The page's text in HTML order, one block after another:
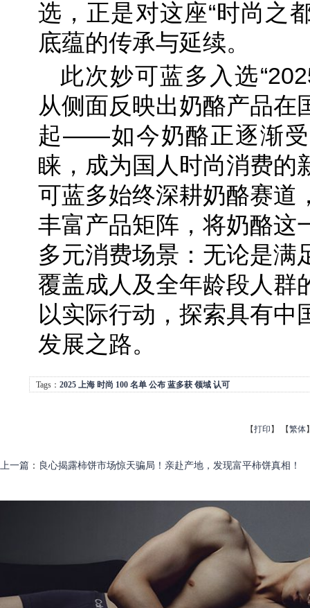
选，正是对这座“时尚之
底蕴的传承与延续。
此次妙可蓝多入选
从侧面反映出奶酪产品在
起——如今奶酪正逐渐
睐，成为国人时尚消费的
可蓝多始终深耕奶酪赛道
丰富产品矩阵，将奶酪这
多元消费场景：无论是满
覆盖成人及全年龄段人群
以实际行动，探索具有中
发展之路。
Tags： 2025 上海 时尚 100 名单 公布 蓝多获 领域 认可
【打印 】 【繁体
上一篇 ： 良心揭露柿饼市场惊天骗局！亲赴产地，发现富平柿饼真相！